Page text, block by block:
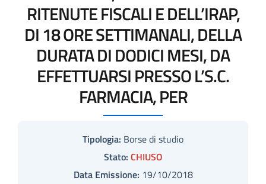
RITENUTE FISCALI E DELL’IRAP,
DI 18 ORE SETTIMANALI, DELLA
DURATA DI DODICI MESI, DA
EFFETTUARSI PRESSO L’S.C.
FARMACIA, PER
Tipologia: Borse di studio
Stato: CHIUSO
Data Emissione: 19/10/2018